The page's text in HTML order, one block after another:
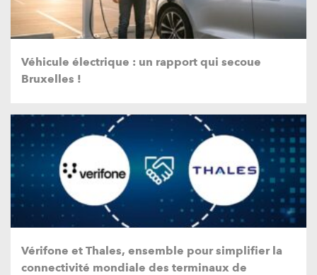
Véhicule électrique : un rapport qui secoue
Bruxelles !
Vérifone et Thales, ensemble pour simplifier la
connectivité mondiale des terminaux de